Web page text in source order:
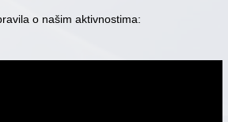
o našim aktivnostima: